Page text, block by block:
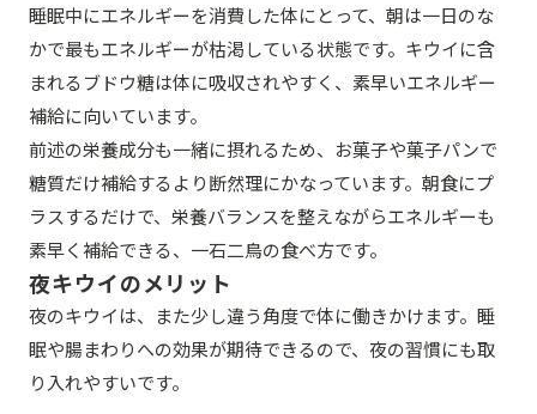
睡眠中にエネルギーを消費した体にとって、朝は一日のな
かで最もエネルギーが枯渇している状態です。キウイに含
まれるブドウ糖は体に吸収されやすく、素早いエネルギー
補給に向いています。
前述の栄養成分も一緒に摂れるため、お菓子や菓子パンで
糖質だけ補給するより断然理にかなっています。朝食にプ
ラスするだけで、栄養バランスを整えながらエネルギーも
素早く補給できる、一石二鳥の食べ方です。
夜キウイのメリット
夜のキウイは、また少し違う角度で体に働きかけます。睡
眠や腸まわりへの効果が期待できるので、夜の習慣にも取
り入れやすいです。